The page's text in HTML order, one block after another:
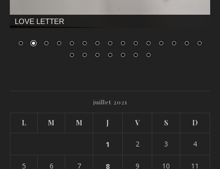
LOVE LETTER
juillet 2021
L M M J V S D
1 2 3 4
5 6 7 8 9 10 11